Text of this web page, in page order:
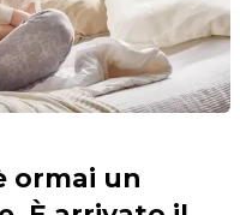
ormai un